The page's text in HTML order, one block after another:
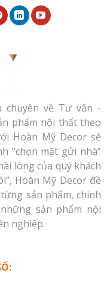
chuyên về Tư vấn -
phẩm nội thất theo
Hoàn Mỹ Decor sẽ
“chọn mặt gửi nhà”
lòng của quý khách
Hoàn Mỹ Decor đề
sản phẩm, chinh
sản phẩm nội
nghiệp.